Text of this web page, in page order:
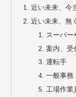
近い未来、今
近い未来、無
スーパー
案内、受
運転手
一般事務
工場作業